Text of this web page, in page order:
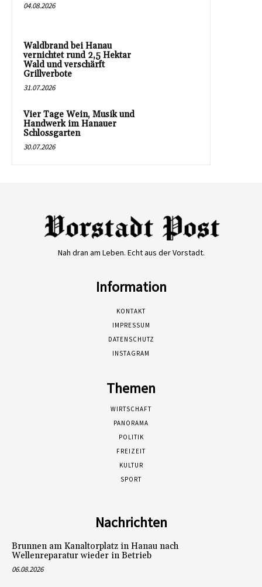
04.08.2026
Waldbrand bei Hanau
vernichtet rund 2,5 Hektar
Wald und verschärft
Grillverbote
31.07.2026
Vier Tage Wein, Musik und
Handwerk im Hanauer
Schlossgarten
30.07.2026
Nah dran am Leben. Echt aus der Vorstadt.
Information
KONTAKT
IMPRESSUM
DATENSCHUTZ
INSTAGRAM
Themen
WIRTSCHAFT
PANORAMA
POLITIK
FREIZEIT
KULTUR
SPORT
Nachrichten
Brunnen am Kanaltorplatz in Hanau nach
Wellenreparatur wieder in Betrieb
06.08.2026